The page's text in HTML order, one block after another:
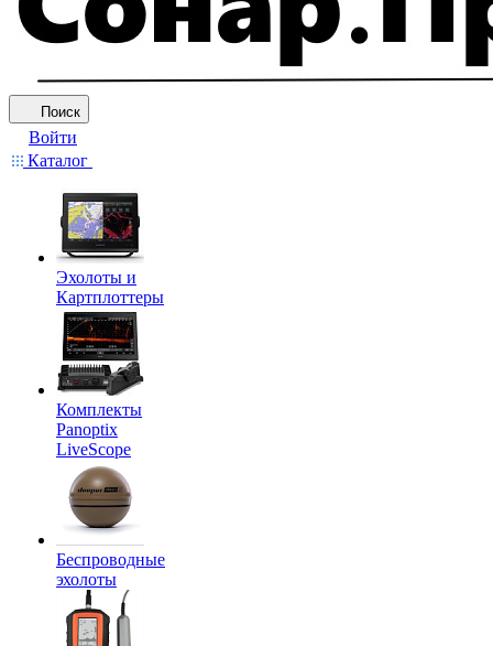
Поиск
Войти
Каталог
Эхолоты и
Картплоттеры
Комплекты
Panoptix
LiveScope
Беспроводные
эхолоты